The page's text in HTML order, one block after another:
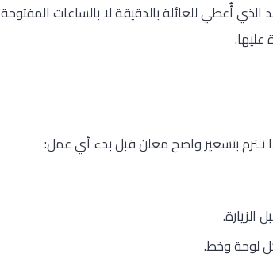
الذي أُعطي للعائلة بالدقيقة لا بالساعات المفتوحة
عليها.
بتسعير واضح معلن قبل بدء أي عمل:
الزيارة.
لوحة وخط.